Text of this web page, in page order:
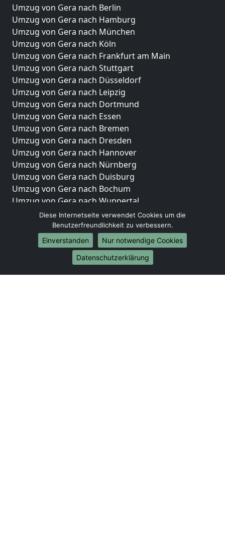
Umzug von Gera nach Berlin
Umzug von Gera nach Hamburg
Umzug von Gera nach München
Umzug von Gera nach Köln
Umzug von Gera nach Frankfurt am Main
Umzug von Gera nach Stuttgart
Umzug von Gera nach Düsseldorf
Umzug von Gera nach Leipzig
Umzug von Gera nach Dortmund
Umzug von Gera nach Essen
Umzug von Gera nach Bremen
Umzug von Gera nach Dresden
Umzug von Gera nach Hannover
Umzug von Gera nach Nürnberg
Umzug von Gera nach Duisburg
Umzug von Gera nach Bochum
Umzug von Gera nach Wuppertal
Umzug von Gera nach Bielefeld
Umzug von Gera nach Bonn
Umzug von Gera nach Münster
Internationale-Umzüge
Umzug von Gera nach Brasilien
Diese Internetseite verwendet Cookies um die
Benutzerfreundlichkeit zu verbessern.
Einverstanden
Nur notwendige Cookies
Datenschutzerklärung